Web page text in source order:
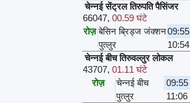
चेन्नई सेंट्रल तिरुपति पैसिंजर
66047, 00.59 घंटे
रोज़ बेसिन ब्रिड्ज जंक्शन09:55
पुत्लुर
10:54
चेन्नई बीच तिरुवल्लुर लोकल
43707, 01.11 घंटे
रोज़
चेन्नई बीच
09:55
पुत्लुर
11:06